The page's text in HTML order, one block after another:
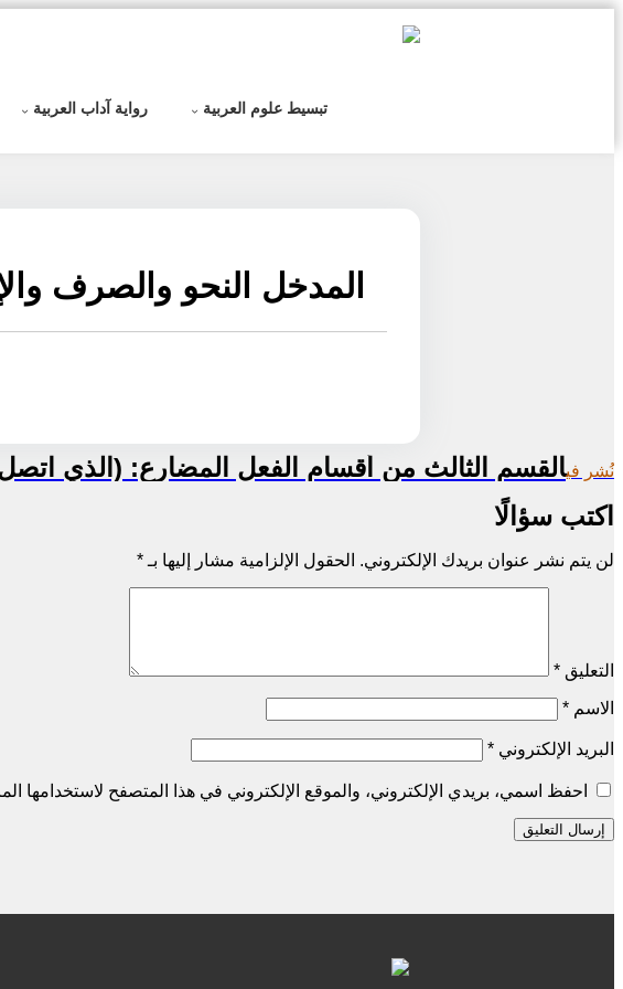
تبسيط علوم العربية رواية آداب العربية
المدخل النحو والصرف
تصفّح
نُشر فيالقسم الثالث من أقسام الفعل المضارع: (الذي
اكتب سؤالًا
لن يتم نشر عنوان بريدك الإلكتروني. الحقول الإلزامية مشار إليها بـ *
التعليق *
الاسم *
البريد الإلكتروني *
احفظ اسمي، بريدي الإلكتروني، والموقع الإلكتروني في هذا المتصفح لاستخدامها